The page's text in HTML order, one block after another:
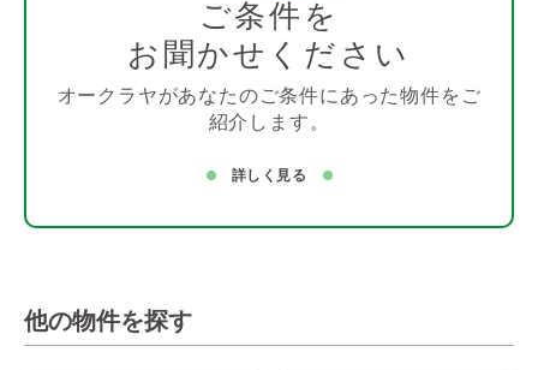
ご条件を
お聞かせください
オークラヤがあなたのご条件にあった物件をご
紹介します。
詳しく見る
他の物件を探す